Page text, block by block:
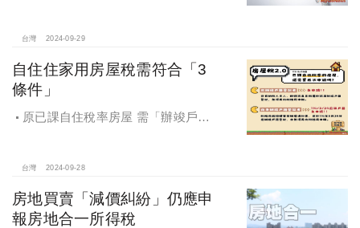
台灣 2024-09-29
自住住家用房屋稅需符合「3
條件」
原已課自住稅率房屋 需「辦竣戶籍
台灣 2024-09-28
房地買賣「減價糾紛」仍應申
報房地合一所得稅